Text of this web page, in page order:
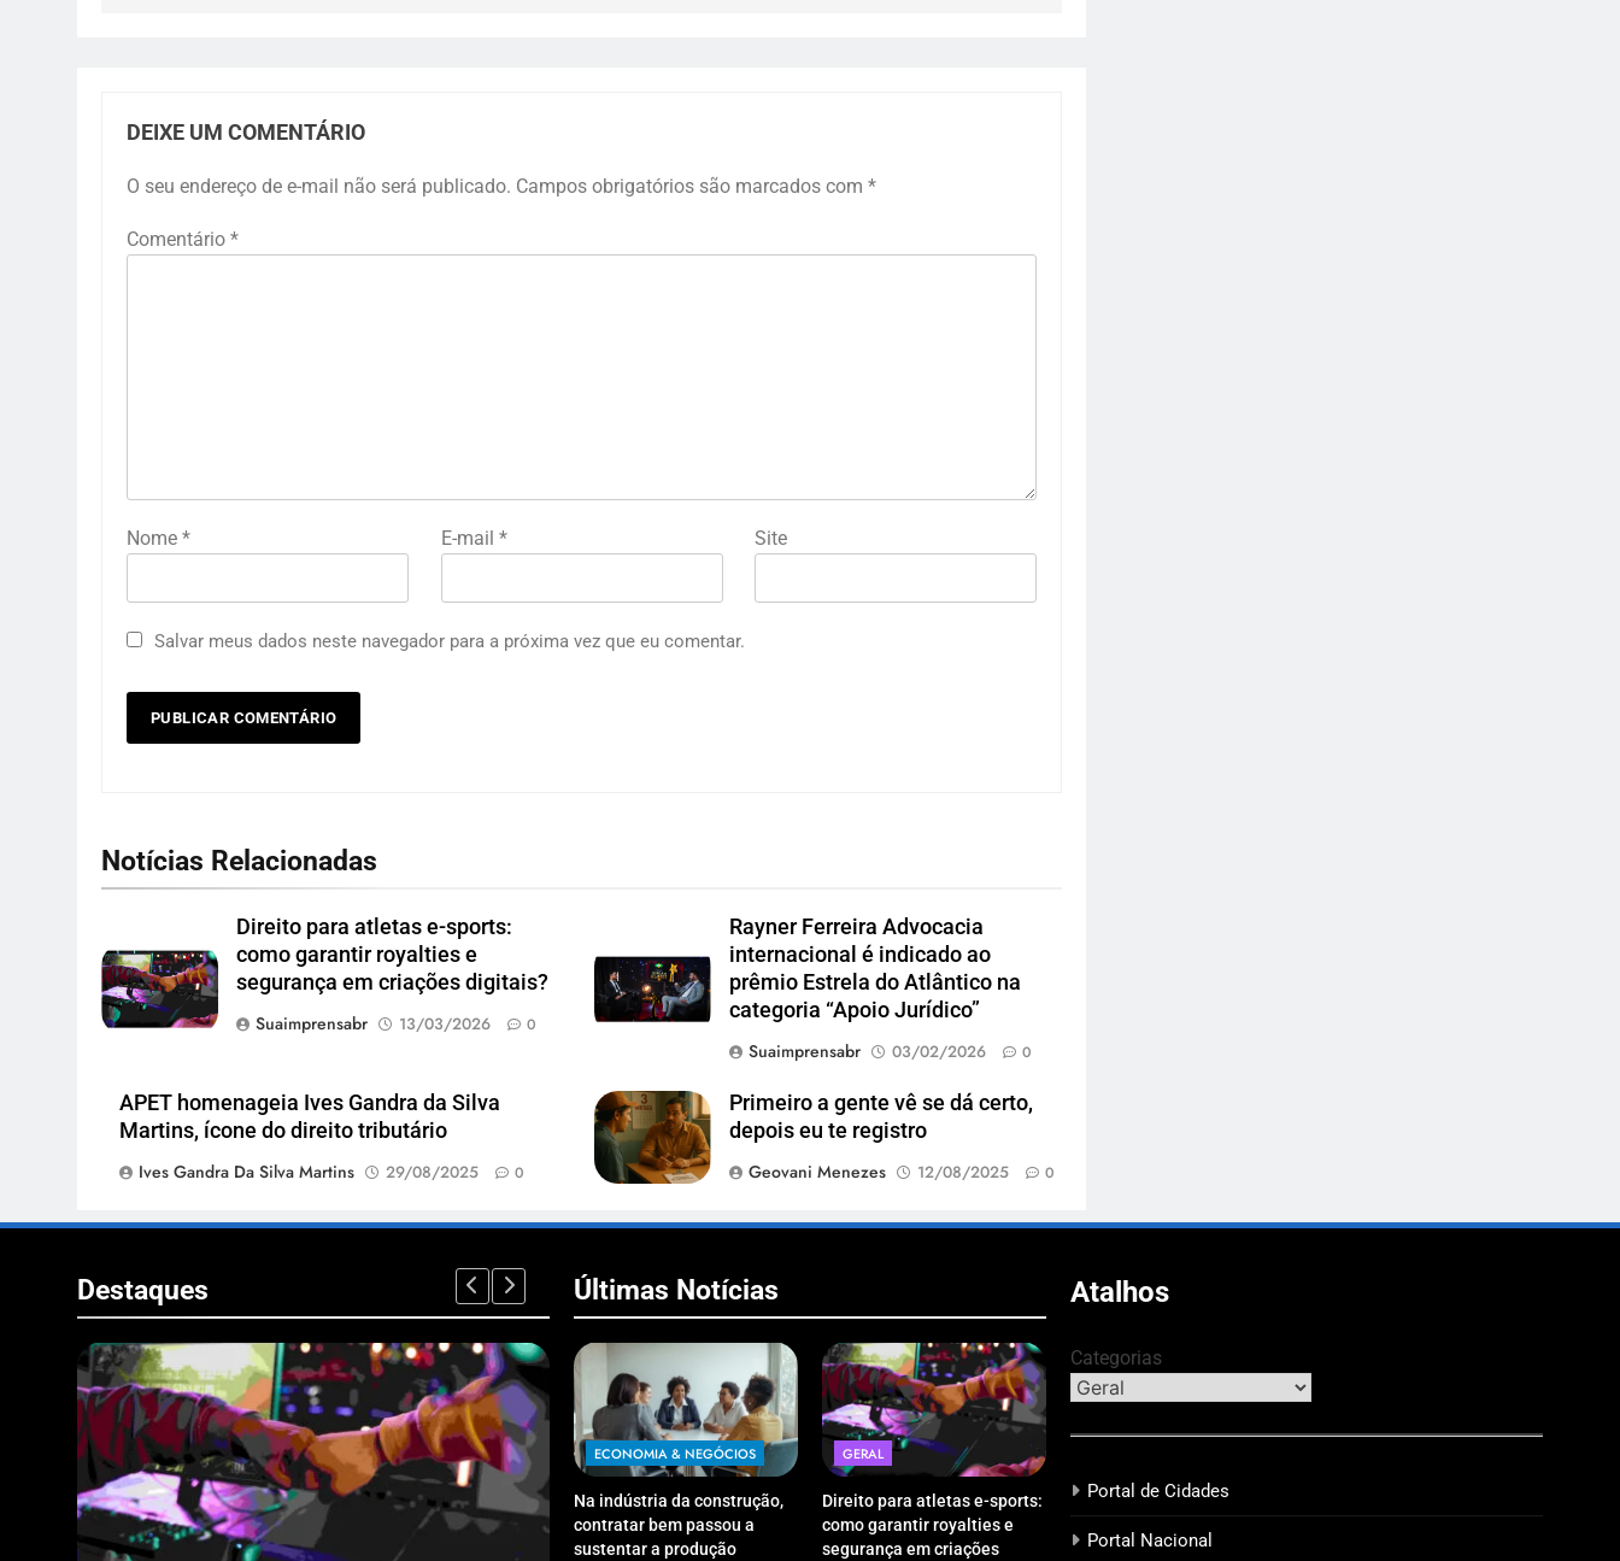
DEIXE UM COMENTÁRIO
O seu endereço de e-mail não será publicado. Campos obrigatórios são marcados com *
Comentário *
Nome * E-mail * Site
Salvar meus dados neste navegador para a próxima vez que eu comentar.
Notícias Relacionadas
Direito para atletas e-sports:
como garantir royalties e
segurança em criações digitais?
Suaimprensabr
13/03/2026 0
Rayner Ferreira Advocacia
internacional é indicado ao
prêmio Estrela do Atlântico na
categoria “Apoio Jurídico”
Suaimprensabr
03/02/2026 0
APET homenageia Ives Gandra da Silva
Martins, ícone do direito tributário
Ives Gandra Da Silva Martins
29/08/2025 0
Primeiro a gente vê se dá certo,
depois eu te registro
Geovani Menezes
12/08/2025 0
Destaques Últimas Notícias
ECONOMIA & NEGÓCIOS
Na indústria da construção,
contratar bem passou a
sustentar a produção
GERAL
Direito para atletas e-sports:
como garantir royalties e
segurança em criações
Atalhos
Categorias
Portal de Cidades
Portal Nacional